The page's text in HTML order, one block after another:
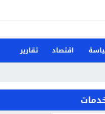
اقتصاد
تقارير